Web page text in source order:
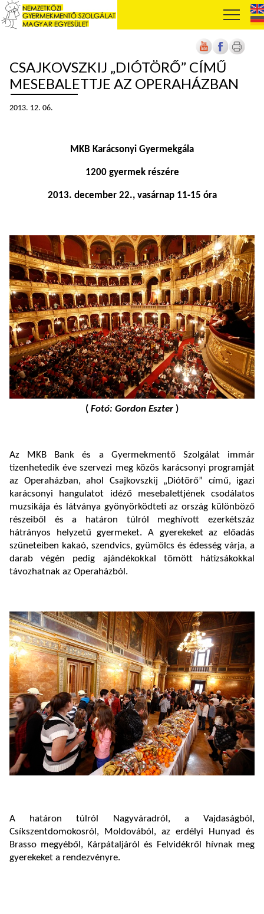
CSAJKOVSZKIJ „DIÓTÖRŐ” CÍMŰ
MESEBALETTJE AZ OPERAHÁZBAN
2013. 12. 06.
MKB Karácsonyi Gyermekgála
1200 gyermek részére
2013. december 22., vasárnap 11-15 óra
( Fotó: Gordon Eszter )
Az MKB Bank és a Gyermekmentő Szolgálat immár
tizenhetedik éve szervezi meg közös karácsonyi programját
az Operaházban, ahol Csajkovszkij „Diótörő” című, igazi
karácsonyi hangulatot idéző mesebalettjének csodálatos
muzsikája és látványa gyönyörködteti az ország különböző
részeiből és a határon túlról meghívott ezerkétszáz
hátrányos helyzetű gyermeket. A gyerekeket az előadás
szüneteiben kakaó, szendvics, gyümölcs és édesség várja, a
darab végén pedig ajándékokkal tömött hátizsákokkal
távozhatnak az Operaházból.
A határon túlról Nagyváradról, a Vajdaságból,
Csíkszentdomokosról, Moldovából, az erdélyi Hunyad és
Brasso megyéből, Kárpátaljáról és Felvidékről hívnak meg
gyerekeket a rendezvényre.